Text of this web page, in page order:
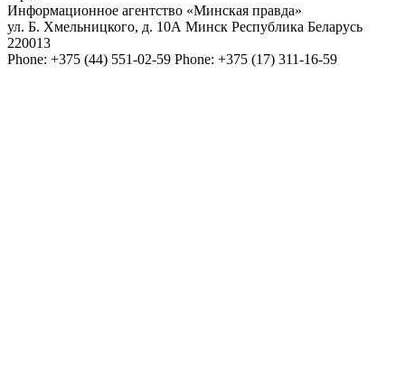
Информационное агентство «Минская правда»
ул. Б. Хмельницкого, д. 10А Минск Республика Беларусь
220013
Phone: +375 (44) 551-02-59 Phone: +375 (17) 311-16-59